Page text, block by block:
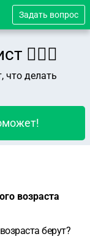
Задать вопрос
👨🏻‍⚖️
что делать
возраста
берут?